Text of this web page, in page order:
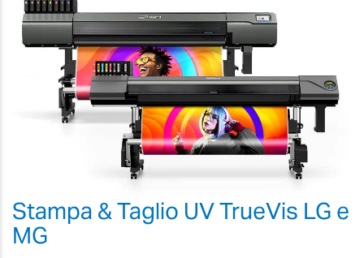
Stampa & Taglio UV TrueVis LG e
MG